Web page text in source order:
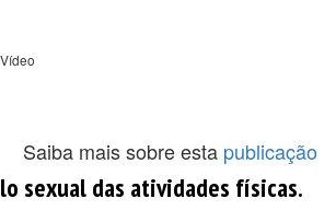
Saiba mais sobre esta publicação
sexual das atividades físicas.